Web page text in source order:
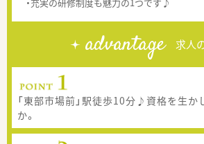
advantage 求人
「東部市場前」駅徒歩10分♪資格を生か
か。